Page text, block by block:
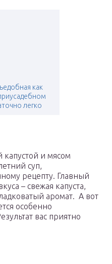
как
легко
капустой и мясом
суп,
рецепту. Главный
– свежая капуста,
аромат. А вот
особенно
вас приятно